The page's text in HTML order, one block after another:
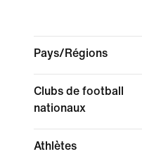
Pays/Régions
Clubs de football
nationaux
Athlètes